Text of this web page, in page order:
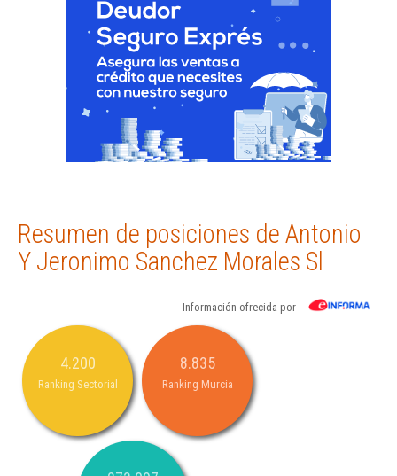
Resumen de posiciones de Antonio
Y Jeronimo Sanchez Morales Sl
Información ofrecida por
4.200
Ranking Sectorial
8.835
Ranking Murcia